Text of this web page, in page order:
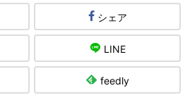
シェア
LINE
feedly